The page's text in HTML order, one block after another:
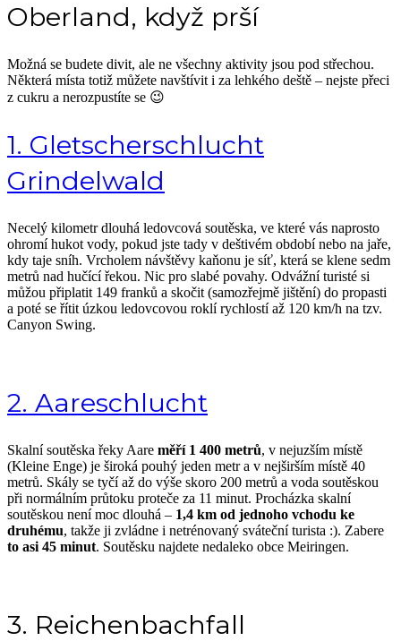
Oberland, když prší
Možná se budete divit, ale ne všechny aktivity jsou pod střechou.
Některá místa totiž můžete navštívit i za lehkého deště – nejste přeci
z cukru a nerozpustíte se 😉
1. Gletscherschlucht
Grindelwald
Necelý kilometr dlouhá ledovcová soutěska, ve které vás naprosto
ohromí hukot vody, pokud jste tady v deštivém období nebo na jaře,
kdy taje sníh. Vrcholem návštěvy kaňonu je síť, která se klene sedm
metrů nad hučící řekou. Nic pro slabé povahy. Odvážní turisté si
můžou připlatit 149 franků a skočit (samozřejmě jištění) do propasti
a poté se řítit úzkou ledovcovou roklí rychlostí až 120 km/h na tzv.
Canyon Swing.
2. Aareschlucht
Skalní soutěska řeky Aare měří 1 400 metrů, v nejuzším místě
(Kleine Enge) je široká pouhý jeden metr a v nejširším místě 40
metrů. Skály se tyčí až do výše skoro 200 metrů a voda soutěskou
při normálním průtoku proteče za 11 minut. Procházka skalní
soutěskou není moc dlouhá – 1,4 km od jednoho vchodu ke
druhému, takže ji zvládne i netrénovaný sváteční turista :). Zabere
to asi 45 minut. Soutěsku najdete nedaleko obce Meiringen.
3. Reichenbachfall